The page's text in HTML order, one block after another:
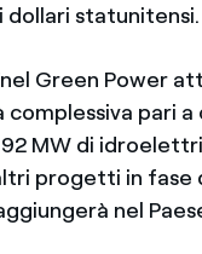
dollari statunitensi.
Green Power
complessiva pari
MW di
progetti in fase
nel